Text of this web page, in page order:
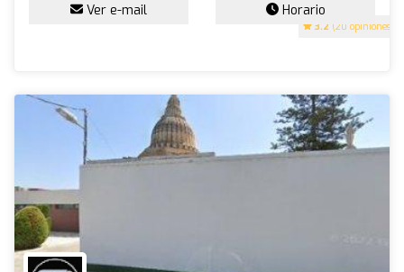
3.2 (20 opiniones)
Ver e-mail Horario